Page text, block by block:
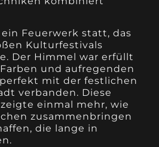
Feuerwerk statt, das
Kulturfestivals
Der Himmel war erfüllt
und aufregenden
mit der festlichen
verbanden. Diese
einmal mehr, wie
zusammenbringen
die lange in